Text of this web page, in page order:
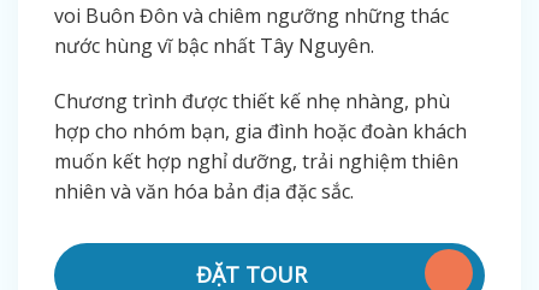
voi Buôn Đôn và chiêm ngưỡng những thác
nước hùng vĩ bậc nhất Tây Nguyên.
Chương trình được thiết kế nhẹ nhàng, phù
hợp cho nhóm bạn, gia đình hoặc đoàn khách
muốn kết hợp nghỉ dưỡng, trải nghiệm thiên
nhiên và văn hóa bản địa đặc sắc.
ĐẶT TOUR